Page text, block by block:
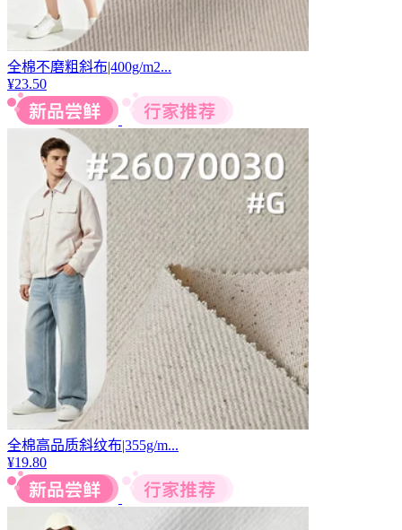
全棉不磨粗斜布|400g/m2...
¥23.50
全棉高品质斜纹布|355g/m...
¥19.80